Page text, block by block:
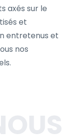
axés sur le
et
entretenus et
nos